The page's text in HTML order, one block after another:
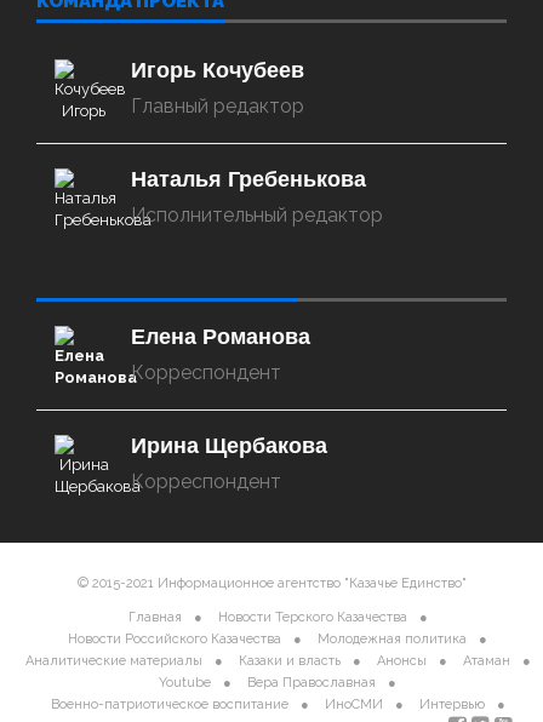
Игорь Кочубеев
Главный редактор
Наталья Гребенькова
Исполнительный редактор
Елена Романова
Корреспондент
Ирина Щербакова
Корреспондент
© 2015-2021 Информационное агентство "Казачье Единство"
Главная
Новости Терского Казачества
Новости Российского Казачества
Молодежная политика
Аналитические материалы
Казаки и власть Анонсы
Атаман
Youtube
Вера Православная
Военно-патриотическое воспитание
ИноСМИ
Интервью